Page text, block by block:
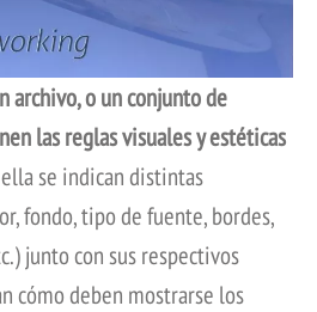
archivo, o un conjunto de
las reglas visuales y estéticas
se indican distintas
fondo, tipo de fuente, bordes,
junto con sus respectivos
cómo deben mostrarse los